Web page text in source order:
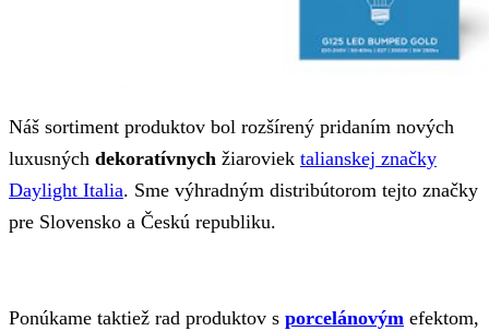
Náš sortiment produktov bol rozšírený pridaním nových
luxusných dekoratívnych žiaroviek talianskej značky
Daylight Italia. Sme výhradným distribútorom tejto značky
pre Slovensko a Českú republiku.
Ponúkame taktiež rad produktov s porcelánovým efektom,